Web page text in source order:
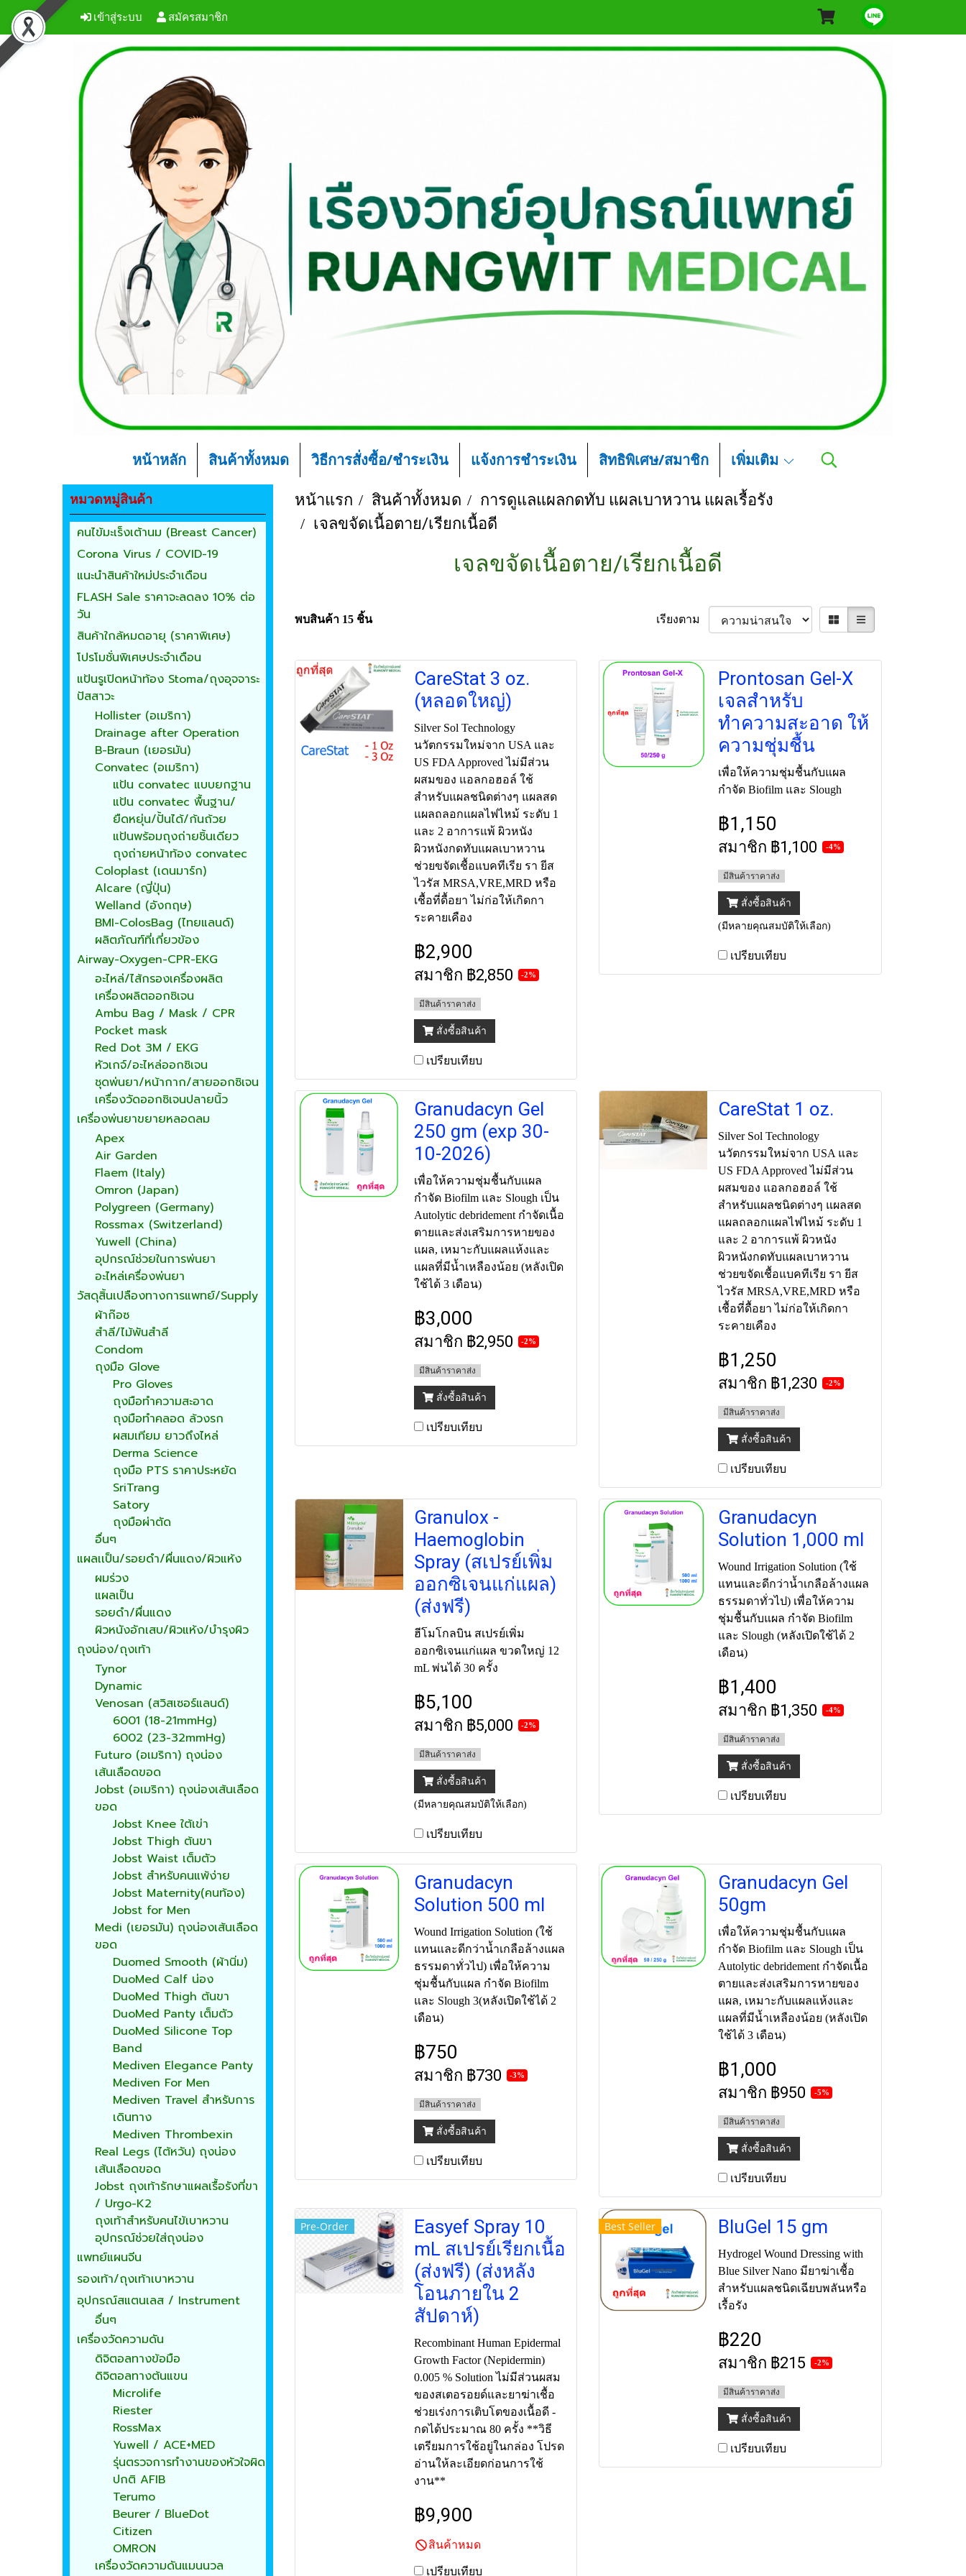
เข้าสู่ระบบ สมัครสมาชิก
หน้าหลัก สินค้าทั้งหมด วิธีการสั่งซื้อ/ชำระเงิน แจ้งการชำระเงิน สิทธิพิเศษ/สมาชิก เพิ่มเติม
หน้าแรก สินค้าทั้งหมด
การดูแลแผลกดทับ แผลเบาหวาน แผลเรื้อรัง
เจลขจัดเนื้อตาย/เรียกเนื้อดี
เจลขจัดเนื้อตาย/เรียกเนื้อดี
พบสินค้า 15 ชิ้น เรียงตาม
CareStat 3 oz.
(หลอดใหญ่)
Silver Sol Technology
นวัตกรรมใหม่จาก USA และ
US FDA Approved ไม่มีส่วน
ผสมของ แอลกอฮอล์ ใช้
สำหรับแผลชนิดต่างๆ แผลสด
แผลถลอกแผลไฟไหม้ ระดับ 1
และ 2 อาการแพ้ ผิวหนัง
ผิวหนังกดทับแผลเบาหวาน
ช่วยขจัดเชื้อแบคทีเรีย รา ยีส
ไวรัส MRSA,VRE,MRD หรือ
เชื้อที่ดื้อยา ไม่ก่อให้เกิดกา
ระคายเคือง
฿2,900
สมาชิก ฿2,850 -2%
มีสินค้าราคาส่ง
สั่งซื้อสินค้า
เปรียบเทียบ
Prontosan Gel-X
เจลสำหรับ
ทำความสะอาด ให้
ความชุ่มชื้น
เพื่อให้ความชุ่มชื้นกับแผล
กำจัด Biofilm และ Slough
฿1,150
สมาชิก ฿1,100 -4%
มีสินค้าราคาส่ง
สั่งซื้อสินค้า
(มีหลายคุณสมบัติให้เลือก)
เปรียบเทียบ
Granudacyn Gel
250 gm (exp 30-
10-2026)
เพื่อให้ความชุ่มชื้นกับแผล
กำจัด Biofilm และ Slough เป็น
Autolytic debridement กำจัดเนื้อ
ตายและส่งเสริมการหายของ
แผล, เหมาะกับแผลแห้งและ
แผลที่มีน้ำเหลืองน้อย (หลังเปิด
ใช้ได้ 3 เดือน)
฿3,000
สมาชิก ฿2,950 -2%
มีสินค้าราคาส่ง
สั่งซื้อสินค้า
เปรียบเทียบ
CareStat 1 oz.
Silver Sol Technology
นวัตกรรมใหม่จาก USA และ
US FDA Approved ไม่มีส่วน
ผสมของ แอลกอฮอล์ ใช้
สำหรับแผลชนิดต่างๆ แผลสด
แผลถลอกแผลไฟไหม้ ระดับ 1
และ 2 อาการแพ้ ผิวหนัง
ผิวหนังกดทับแผลเบาหวาน
ช่วยขจัดเชื้อแบคทีเรีย รา ยีส
ไวรัส MRSA,VRE,MRD หรือ
เชื้อที่ดื้อยา ไม่ก่อให้เกิดกา
ระคายเคือง
฿1,250
สมาชิก ฿1,230 -2%
มีสินค้าราคาส่ง
สั่งซื้อสินค้า
เปรียบเทียบ
Granulox -
Haemoglobin
Spray (สเปรย์เพิ่ม
ออกซิเจนแก่แผล)
(ส่งฟรี)
ฮีโมโกลบิน สเปรย์เพิ่ม
ออกซิเจนแก่แผล ขวดใหญ่ 12
mL พ่นได้ 30 ครั้ง
฿5,100
สมาชิก ฿5,000 -2%
มีสินค้าราคาส่ง
สั่งซื้อสินค้า
(มีหลายคุณสมบัติให้เลือก)
เปรียบเทียบ
Granudacyn
Solution 1,000 ml
Wound Irrigation Solution (ใช้
แทนและดีกว่าน้ำเกลือล้างแผล
ธรรมดาทั่วไป) เพื่อให้ความ
ชุ่มชื้นกับแผล กำจัด Biofilm
และ Slough (หลังเปิดใช้ได้ 2
เดือน)
฿1,400
สมาชิก ฿1,350 -4%
มีสินค้าราคาส่ง
สั่งซื้อสินค้า
เปรียบเทียบ
Granudacyn
Solution 500 ml
Wound Irrigation Solution (ใช้
แทนและดีกว่าน้ำเกลือล้างแผล
ธรรมดาทั่วไป) เพื่อให้ความ
ชุ่มชื้นกับแผล กำจัด Biofilm
และ Slough 3(หลังเปิดใช้ได้ 2
เดือน)
฿750
สมาชิก ฿730 -3%
มีสินค้าราคาส่ง
สั่งซื้อสินค้า
เปรียบเทียบ
Granudacyn Gel
50gm
เพื่อให้ความชุ่มชื้นกับแผล
กำจัด Biofilm และ Slough เป็น
Autolytic debridement กำจัดเนื้อ
ตายและส่งเสริมการหายของ
แผล, เหมาะกับแผลแห้งและ
แผลที่มีน้ำเหลืองน้อย (หลังเปิด
ใช้ได้ 3 เดือน)
฿1,000
สมาชิก ฿950 -5%
มีสินค้าราคาส่ง
สั่งซื้อสินค้า
เปรียบเทียบ
Pre-Order
Easyef Spray 10
mL สเปรย์เรียกเนื้อ
(ส่งฟรี) (ส่งหลัง
โอนภายใน 2
สัปดาห์)
Recombinant Human Epidermal
Growth Factor (Nepidermin)
0.005 % Solution ไม่มีส่วนผสม
ของสเตอรอยด์และยาฆ่าเชื้อ
ช่วยเร่งการเติบโตของเนื้อดี -
กดได้ประมาณ 80 ครั้ง **วิธี
เตรียมการใช้อยู่ในกล่อง โปรด
อ่านให้ละเอียดก่อนการใช้
งาน**
฿9,900
สินค้าหมด
เปรียบเทียบ
Best Seller BluGel 15 gm
Hydrogel Wound Dressing with
Blue Silver Nano มียาฆ่าเชื้อ
สำหรับแผลชนิดเฉียบพลันหรือ
เรื้อรัง
฿220
สมาชิก ฿215 -2%
มีสินค้าราคาส่ง
สั่งซื้อสินค้า
เปรียบเทียบ
หมวดหมู่สินค้า
คนไข้มะเร็งเต้านม (Breast Cancer)
Corona Virus / COVID-19
แนะนำสินค้าใหม่ประจำเดือน
FLASH Sale ราคาจะลดลง 10% ต่อ
วัน
สินค้าใกล้หมดอายุ (ราคาพิเศษ)
โปรโมชั่นพิเศษประจำเดือน
แป้นรูเปิดหน้าท้อง Stoma/ถุงอุจจาระ
ปัสสาวะ
Hollister (อเมริกา)
Drainage after Operation
B-Braun (เยอรมัน)
Convatec (อเมริกา)
แป้น convatec แบบยกฐาน
แป้น convatec พื้นฐาน/
ยืดหยุ่น/ปั้นได้/ก้นถ้วย
แป้นพร้อมถุงถ่ายชิ้นเดียว
ถุงถ่ายหน้าท้อง convatec
Coloplast (เดนมาร์ก)
Alcare (ญี่ปุ่น)
Welland (อังกฤษ)
BMI-ColosBag (ไทยแลนด์)
ผลิตภัณฑ์ที่เกี่ยวข้อง
Airway-Oxygen-CPR-EKG
อะไหล่/ไส้กรองเครื่องผลิต
เครื่องผลิตออกซิเจน
Ambu Bag / Mask / CPR
Pocket mask
Red Dot 3M / EKG
หัวเกจ์/อะไหล่ออกซิเจน
ชุดพ่นยา/หน้ากาก/สายออกซิเจน
เครื่องวัดออกซิเจนปลายนิ้ว
เครื่องพ่นยาขยายหลอดลม
Apex
Air Garden
Flaem (Italy)
Omron (Japan)
Polygreen (Germany)
Rossmax (Switzerland)
Yuwell (China)
อุปกรณ์ช่วยในการพ่นยา
อะไหล่เครื่องพ่นยา
วัสดุสิ้นเปลืองทางการแพทย์/Supply
ผ้าก๊อซ
สำลี/ไม้พันสำลี
Condom
ถุงมือ Glove
Pro Gloves
ถุงมือทำความสะอาด
ถุงมือทำคลอด ล้วงรก
ผสมเทียม ยาวถึงไหล่
Derma Science
ถุงมือ PTS ราคาประหยัด
SriTrang
Satory
ถุงมือผ่าตัด
อื่นๆ
แผลเเป็น/รอยดำ/ผื่นแดง/ผิวแห้ง
ผมร่วง
แผลเป็น
รอยดำ/ผื่นแดง
ผิวหนังอักเสบ/ผิวแห้ง/บำรุงผิว
ถุงน่อง/ถุงเท้า
Tynor
Dynamic
Venosan (สวิสเซอร์แลนด์)
6001 (18-21mmHg)
6002 (23-32mmHg)
Futuro (อเมริกา) ถุงน่อง
เส้นเลือดขอด
Jobst (อเมริกา) ถุงน่องเส้นเลือด
ขอด
Jobst Knee ใต้เข่า
Jobst Thigh ต้นขา
Jobst Waist เต็มตัว
Jobst สำหรับคนแพ้ง่าย
Jobst Maternity(คนท้อง)
Jobst for Men
Medi (เยอรมัน) ถุงน่องเส้นเลือด
ขอด
Duomed Smooth (ผ้านิ่ม)
DuoMed Calf น่อง
DuoMed Thigh ต้นขา
DuoMed Panty เต็มตัว
DuoMed Silicone Top
Band
Mediven Elegance Panty
Mediven For Men
Mediven Travel สำหรับการ
เดินทาง
Mediven Thrombexin
Real Legs (ไต้หวัน) ถุงน่อง
เส้นเลือดขอด
Jobst ถุงเท้ารักษาแผลเรื้อรังที่ขา
/ Urgo-K2
ถุงเท้าสำหรับคนไข้เบาหวาน
อุปกรณ์ช่วยใส่ถุงน่อง
แพทย์แผนจีน
รองเท้า/ถุงเท้าเบาหวาน
อุปกรณ์สแตนเลส / Instrument
อื่นๆ
เครื่องวัดความดัน
ดิจิตอลทางข้อมือ
ดิจิตอลทางต้นแขน
Microlife
Riester
RossMax
Yuwell / ACE+MED
รุ่นตรวจการทำงานของหัวใจผิด
ปกติ AFIB
Terumo
Beurer / BlueDot
Citizen
OMRON
เครื่องวัดความดันแมนนวล